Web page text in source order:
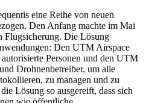
eine Reihe von neuen
Den Anfang machte im Mai
Flugsicherung. Die Lösung
Den UTM Airspace
Personen und den UTM
Drohnenbetreiber, um alle
zu managen und zu
Lösung so ausgereift, dass sich